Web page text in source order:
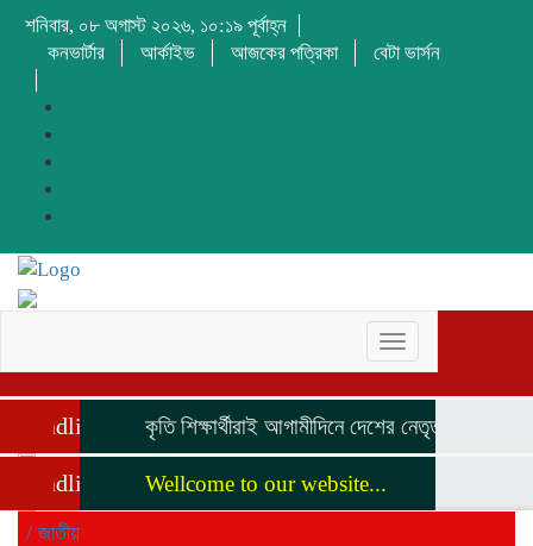
শনিবার, ০৮ অগাস্ট ২০২৬, ১০:১৯ পূর্বাহ্ন
কনভার্টার
আর্কাইভ আজকের পত্রিকা বেটা ভার্সন
Toggle
navigation
Headline কৃতি শিক্ষার্থীরাই আগামীদিনে দেশের নেতৃত্ব দিবে মনজুর
Headline Wellcome to our website...
/ জাতীয়